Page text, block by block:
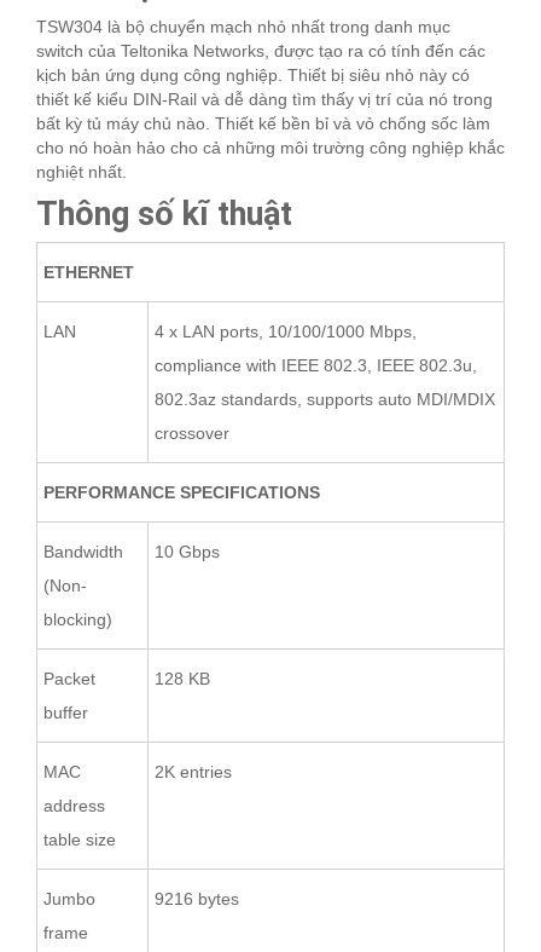
TSW304 là bộ chuyển mạch nhỏ nhất trong danh mục
switch của Teltonika Networks, được tạo ra có tính đến các
kịch bản ứng dụng công nghiệp. Thiết bị siêu nhỏ này có
thiết kế kiểu DIN-Rail và dễ dàng tìm thấy vị trí của nó trong
bất kỳ tủ máy chủ nào. Thiết kế bền bỉ và vỏ chống sốc làm
cho nó hoàn hảo cho cả những môi trường công nghiệp khắc
nghiệt nhất.
Thông số kĩ thuật
ETHERNET
LAN
4 x LAN ports, 10/100/1000 Mbps,
compliance with IEEE 802.3, IEEE 802.3u,
802.3az standards, supports auto MDI/MDIX
crossover
PERFORMANCE SPECIFICATIONS
Bandwidth
(Non-
blocking)
10 Gbps
Packet
buffer
128 KB
MAC
address
table size
2K entries
Jumbo
frame
9216 bytes